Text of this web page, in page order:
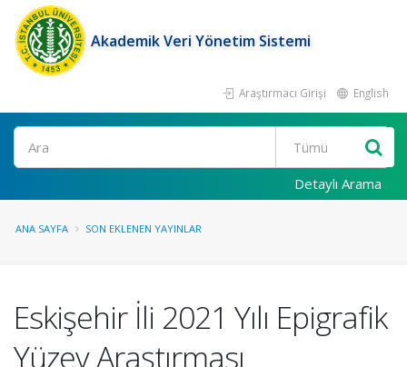
Akademik Veri Yönetim Sistemi
Araştırmacı Girişi English
Ara
Detaylı Arama
ANA SAYFA SON EKLENEN YAYINLAR
Eskişehir İli 2021 Yılı Epigrafik
Yüzey Araştırması